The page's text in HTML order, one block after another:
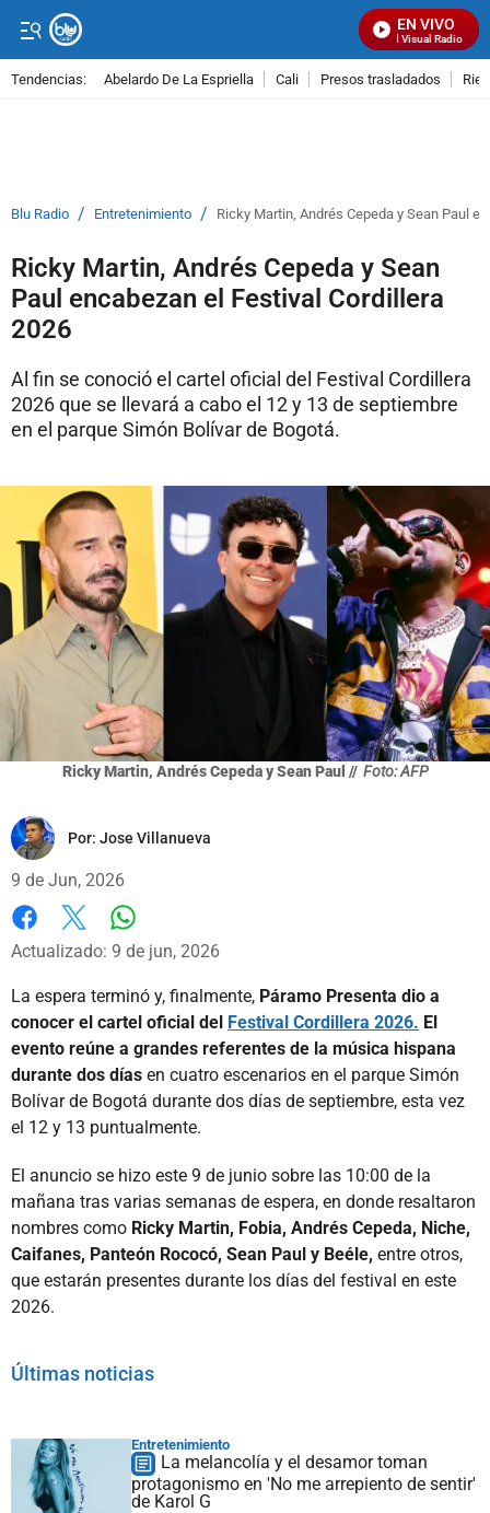
EN VIVO
Señal Visual Radio
Tendencias: Abelardo De La Espriella Cali Presos trasladados
Blu Radio / Entretenimiento / Ricky Martin, Andrés Cepeda y Sean Paul
Ricky Martin, Andrés Cepeda y Sean
Paul encabezan el Festival Cordillera
2026
Al fin se conoció el cartel oficial del Festival Cordillera
2026 que se llevará a cabo el 12 y 13 de septiembre
en el parque Simón Bolívar de Bogotá.
Ricky Martin, Andrés Cepeda y Sean Paul // Foto: AFP
Por: Jose Villanueva
9 de Jun, 2026
Facebook
X
Actualizado: 9 de jun, 2026
La espera terminó y, finalmente, Páramo Presenta dio a
conocer el cartel oficial del Festival Cordillera 2026. El
evento reúne a grandes referentes de la música hispana
durante dos días en cuatro escenarios en el parque Simón
Bolívar de Bogotá durante dos días de septiembre, esta vez
el 12 y 13 puntualmente.
El anuncio se hizo este 9 de junio sobre las 10:00 de la
mañana tras varias semanas de espera, en donde resaltaron
nombres como Ricky Martin, Fobia, Andrés Cepeda, Niche,
Caifanes, Panteón Rococó, Sean Paul y Beéle, entre otros,
que estarán presentes durante los días del festival en este
2026.
Últimas noticias
Entretenimiento
La melancolía y el desamor toman
protagonismo en 'No me arrepiento de sentir'
de Karol G